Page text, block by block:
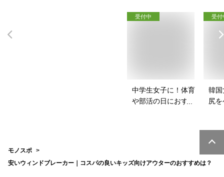
受付中
中学生女子に！体育
や部活の日におすす
受付
韓国
尻
モノスポ
安いウィンドブレーカー｜コスパの良いキッズ向けアウターのおすすめは？